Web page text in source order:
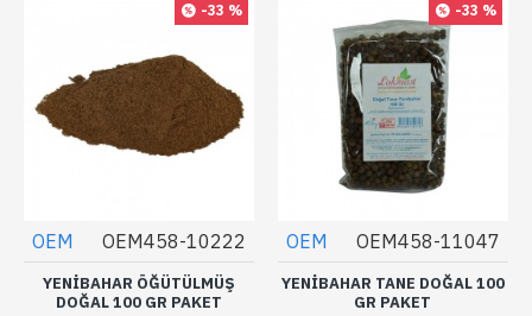
-33 %
OEM OEM458-10222
YENIBAHAR ÖĞÜTÜLMÜŞ
DOĞAL 100 GR PAKET
-33 %
OEM OEM458-11047
YENIBAHAR TANE DOĞAL 100
GR PAKET